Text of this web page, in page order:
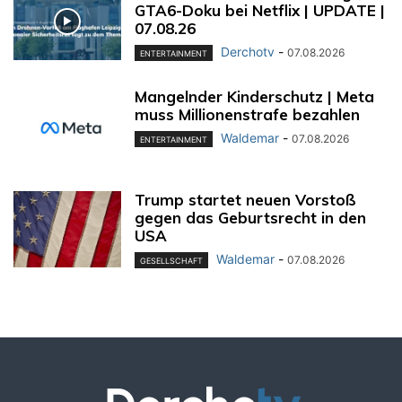
GTA6-Doku bei Netflix | UPDATE |
07.08.26
ENTERTAINMENT Derchotv - 07.08.2026
Mangelnder Kinderschutz | Meta
muss Millionenstrafe bezahlen
ENTERTAINMENT Waldemar - 07.08.2026
Trump startet neuen Vorstoß
gegen das Geburtsrecht in den
USA
GESELLSCHAFT Waldemar - 07.08.2026